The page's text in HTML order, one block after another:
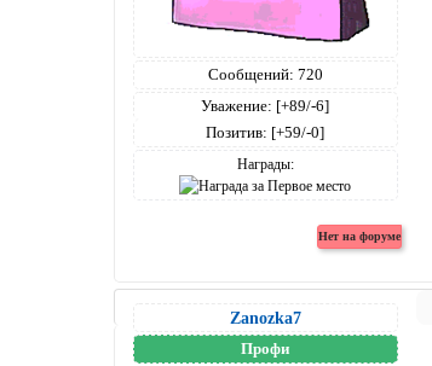
Сообщений: 720
Уважение: [+89/-6]
Позитив: [+59/-0]
Награды:
Zanozka7
Профи